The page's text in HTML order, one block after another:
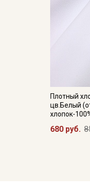
Плотный
цв.Белый
хлопок-
680 руб.